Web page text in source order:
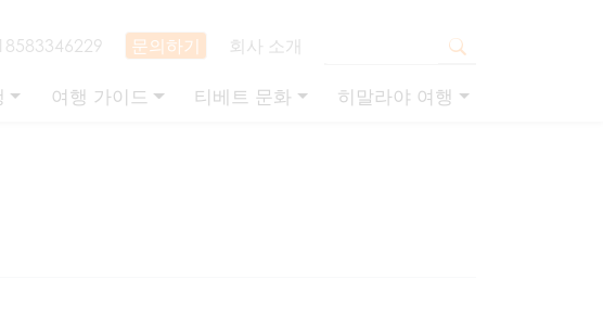
문의하기 회사 소개
여행 가이드 티베트 문화 히말라야 여행